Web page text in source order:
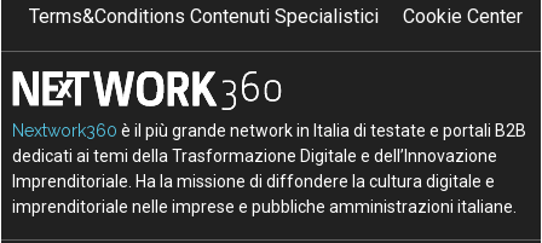
Terms&Conditions Contenuti Specialistici
Cookie Center
Nextwork360 è il più grande network in Italia di testate e portali B2B
dedicati ai temi della Trasformazione Digitale e dell’Innovazione
Imprenditoriale. Ha la missione di diffondere la cultura digitale e
imprenditoriale nelle imprese e pubbliche amministrazioni italiane.